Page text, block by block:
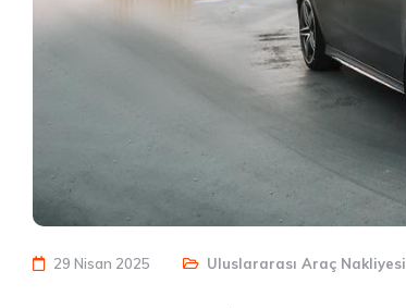
29 Nisan 2025 Uluslararası Araç Nakliyesi